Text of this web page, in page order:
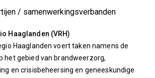
/ samenwerkingsverbanden
Haaglanden (VRH)
Haaglanden voert taken namens de
het gebied van brandweerzorg,
en crisisbeheersing en geneeskundige